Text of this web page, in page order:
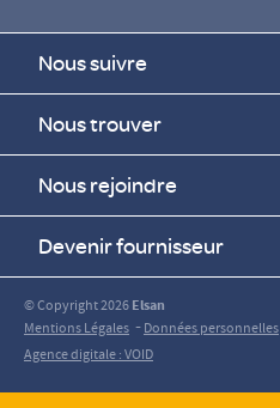
Nous suivre
Nous trouver
Nous rejoindre
Devenir fournisseur
© Copyright 2026Elsan
Mentions Légales -Données personnelles
Agence digitale : VOID